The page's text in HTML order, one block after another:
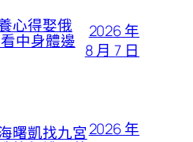
心得娶俄
中身體邊
2026 年
8 月 7 日
曙凱找九宮2026 年